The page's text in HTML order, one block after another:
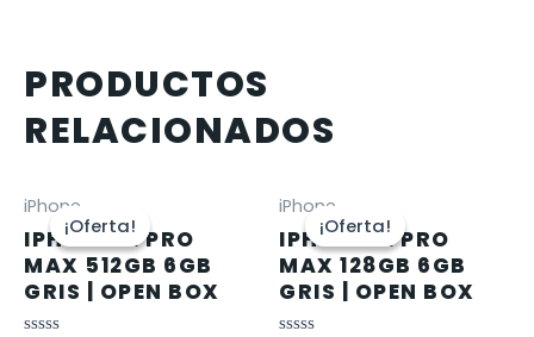
PRODUCTOS
RELACIONADOS
¡Oferta!
¡Oferta!
iPhone
IPHONE 12 PRO
MAX 512GB 6GB
GRIS | OPEN BOX
¡Oferta!
¡Oferta!
iPhone
IPHONE 12 PRO
MAX 128GB 6GB
GRIS | OPEN BOX